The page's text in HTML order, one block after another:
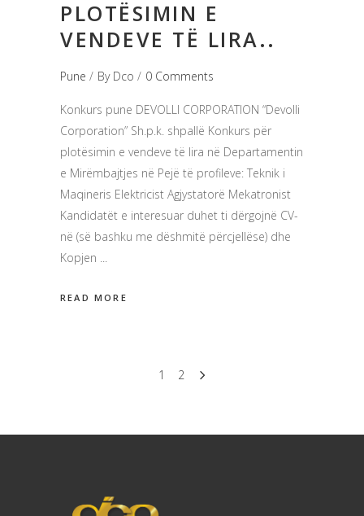
PLOTËSIMIN E
VENDEVE TË LIRA..
Pune By Dco 0 Comments
Konkurs pune DEVOLLI CORPORATION “Devolli
Corporation” Sh.p.k. shpallë Konkurs për
plotësimin e vendeve të lira në Departamentin
e Mirëmbajtjes në Pejë të profileve: Teknik i
Maqineris Elektricist Agjystatorë Mekatronist
Kandidatët e interesuar duhet ti dërgojnë CV-
në (së bashku me dëshmitë përcjellëse) dhe
Kopjen
READ MORE
1 2